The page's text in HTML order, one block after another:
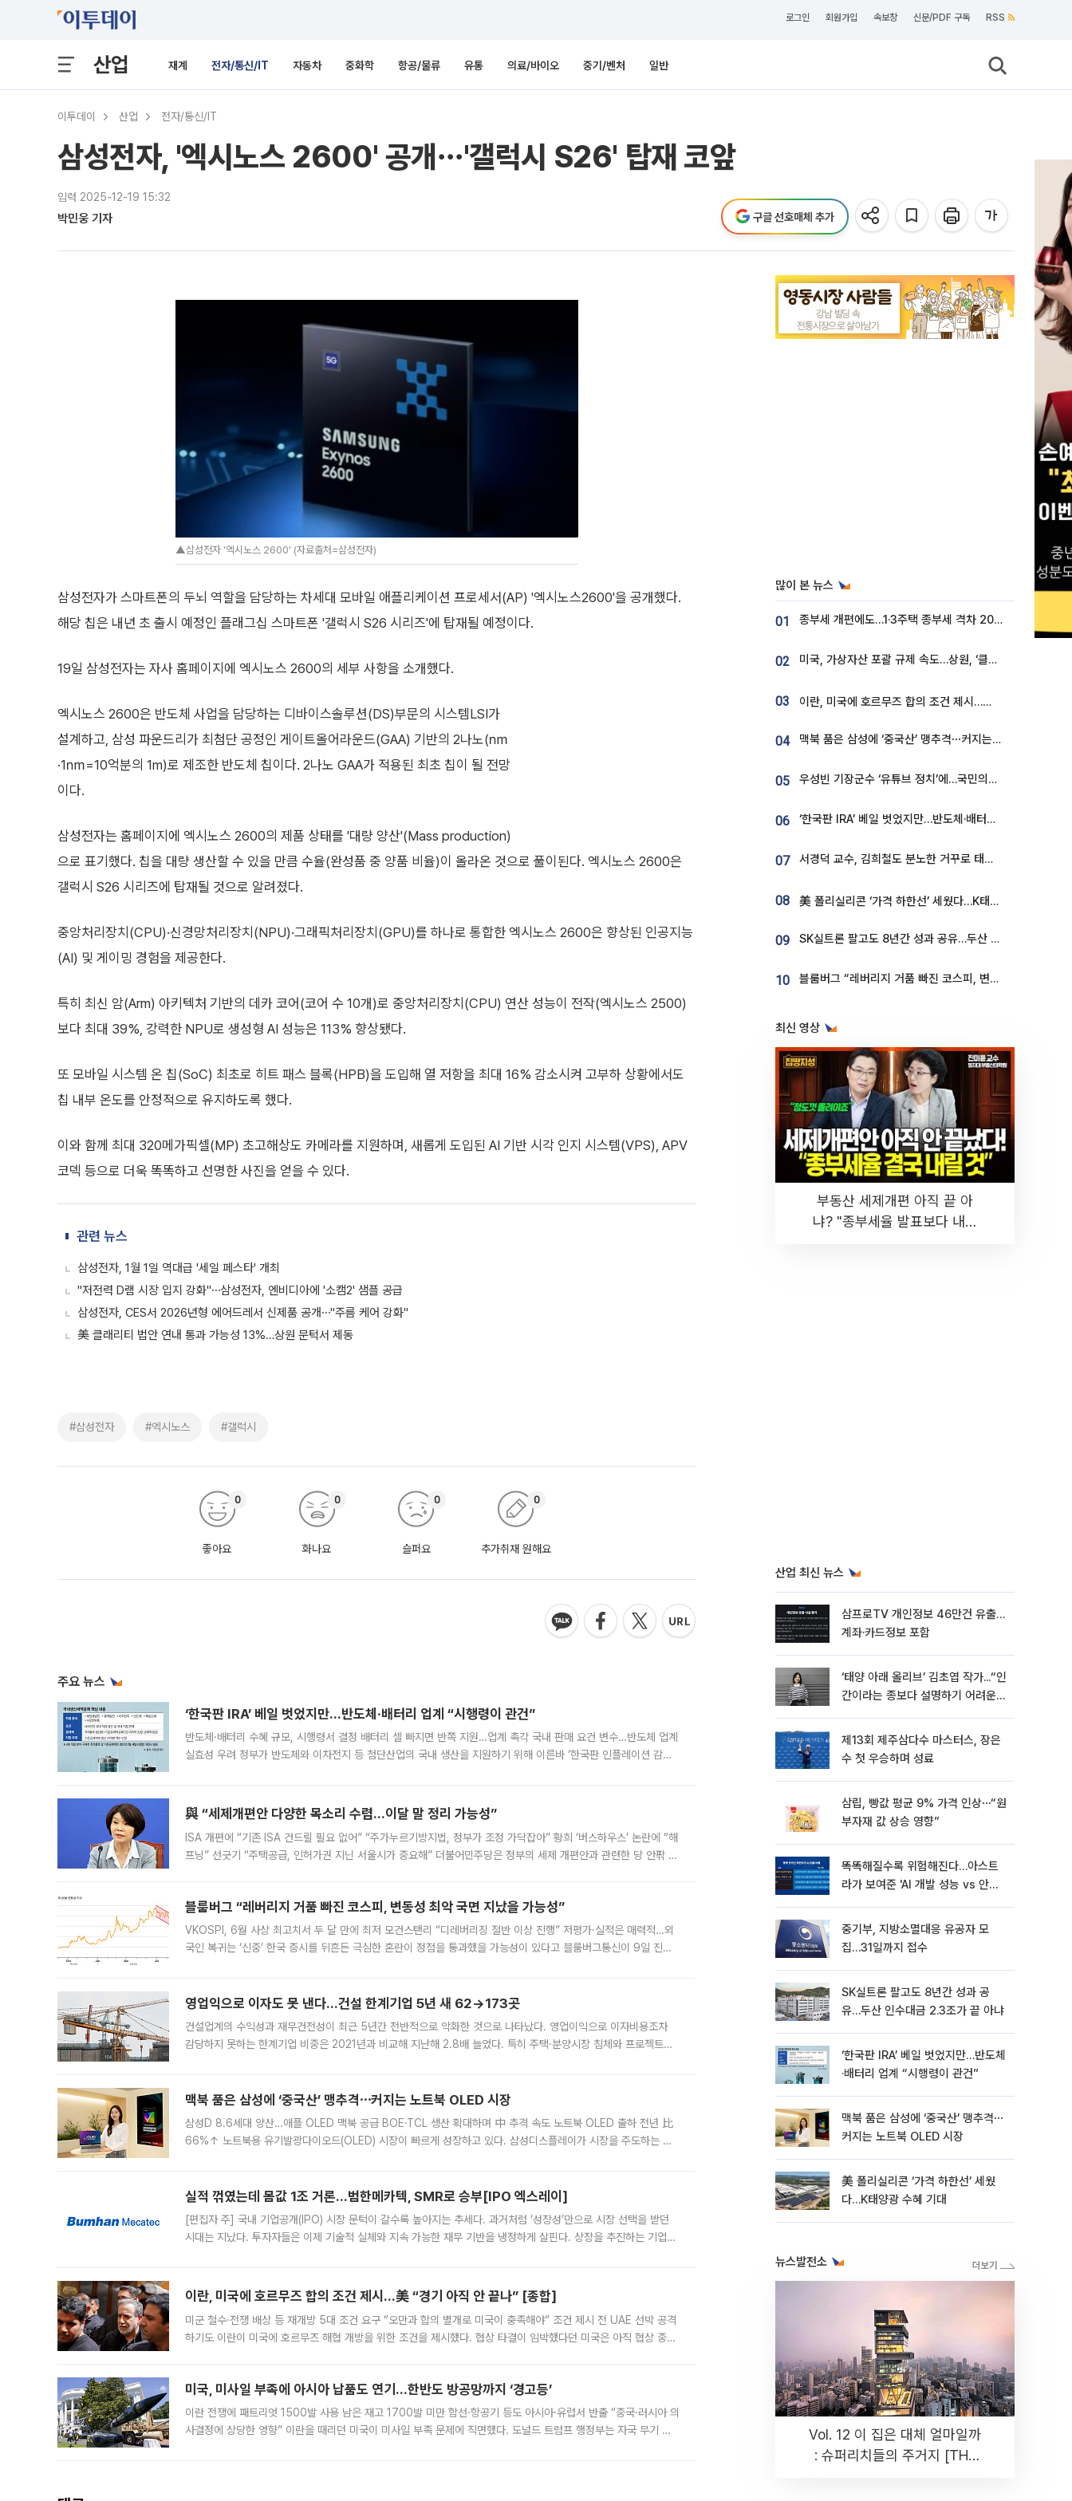
로그인 회원가입 속보창 신문/PDF 구독 RSS
산업 재계 전자/통신/IT 자동차 중화학 항공/물류 유통 의료/바이오 중기/벤처 일반
이투데이 산업 전자/통신/IT
삼성전자, '엑시노스 2600' 공개⋯'갤럭시 S26' 탑재 코앞
입력 2025-12-19 15:32
박민웅 기자 구글 선호매체 추가
▲삼성전자 '엑시노스 2600' (자료출처=삼성전자)
삼성전자가 스마트폰의 두뇌 역할을 담당하는 차세대 모바일 애플리케이션 프로세서(AP) '엑시노스2600'을 공개했다.
해당 칩은 내년 초 출시 예정인 플래그십 스마트폰 '갤럭시 S26 시리즈'에 탑재될 예정이다.
19일 삼성전자는 자사 홈페이지에 엑시노스 2600의 세부 사항을 소개했다.
엑시노스 2600은 반도체 사업을 담당하는 디바이스솔루션(DS)부문의 시스템LSI가
설계하고, 삼성 파운드리가 최첨단 공정인 게이트올어라운드(GAA) 기반의 2나노(㎚
·1㎚=10억분의 1m)로 제조한 반도체 칩이다. 2나노 GAA가 적용된 최초 칩이 될 전망
이다.
삼성전자는 홈페이지에 엑시노스 2600의 제품 상태를 '대량 양산'(Mass production)
으로 표기했다. 칩을 대량 생산할 수 있을 만큼 수율(완성품 중 양품 비율)이 올라온 것으로 풀이된다. 엑시노스 2600은
갤럭시 S26 시리즈에 탑재될 것으로 알려졌다.
중앙처리장치(CPU)·신경망처리장치(NPU)·그래픽처리장치(GPU)를 하나로 통합한 엑시노스 2600은 향상된 인공지능
(AI) 및 게이밍 경험을 제공한다.
특히 최신 암(Arm) 아키텍처 기반의 데카 코어(코어 수 10개)로 중앙처리장치(CPU) 연산 성능이 전작(엑시노스 2500)
보다 최대 39%, 강력한 NPU로 생성형 AI 성능은 113% 향상됐다.
또 모바일 시스템 온 칩(SoC) 최초로 히트 패스 블록(HPB)을 도입해 열 저항을 최대 16% 감소시켜 고부하 상황에서도
칩 내부 온도를 안정적으로 유지하도록 했다.
이와 함께 최대 320메가픽셀(MP) 초고해상도 카메라를 지원하며, 새롭게 도입된 AI 기반 시각 인지 시스템(VPS), APV
코덱 등으로 더욱 똑똑하고 선명한 사진을 얻을 수 있다.
관련 뉴스
삼성전자, 1월 1일 역대급 '세일 페스타' 개최
"저전력 D램 시장 입지 강화"⋯삼성전자, 엔비디아에 '소캠2' 샘플 공급
삼성전자, CES서 2026년형 에어드레서 신제품 공개⋯"주름 케어 강화"
美 클래리티 법안 연내 통과 가능성 13%…상원 문턱서 제동
#삼성전자 #엑시노스 #갤럭시
좋아요
0
화나요
0
슬퍼요
0
추가취재 원해요
0
주요 뉴스
‘한국판 IRA’ 베일 벗었지만…반도체·배터리 업계 “시행령이 관건”
반도체·배터리 수혜 규모, 시행령서 결정 배터리 셀 빠지면 반쪽 지원…업계 촉각 국내 판매 요건 변수…반도체 업계
실효성 우려 정부가 반도체와 이차전지 등 첨단산업의 국내 생산을 지원하기 위해 이른바 ‘한국판 인플레이션 감축
與 “세제개편안 다양한 목소리 수렴…이달 말 정리 가능성”
ISA 개편에 “기존 ISA 건드릴 필요 없어” “주가누르기방지법, 정부가 조정 가닥잡아” 황희 ‘버스하우스’ 논란에 “해
프닝” 선긋기 “주택공급, 인허가권 지닌 서울시가 중요해” 더불어민주당은 정부의 세제 개편안과 관련한 당 안팎 의
블룸버그 “레버리지 거품 빠진 코스피, 변동성 최악 국면 지났을 가능성”
VKOSPI, 6월 사상 최고치서 두 달 만에 최저 모건스탠리 “디레버리징 절반 이상 진행” 저평가·실적은 매력적…외
국인 복귀는 ‘신중’ 한국 증시를 뒤흔든 극심한 혼란이 정점을 통과했을 가능성이 있다고 블룸버그통신이 9일 진단
영업익으로 이자도 못 낸다…건설 한계기업 5년 새 62→173곳
건설업계의 수익성과 재무건전성이 최근 5년간 전반적으로 악화한 것으로 나타났다. 영업이익으로 이자비용조차
감당하지 못하는 한계기업 비중은 2021년과 비교해 지난해 2.8배 늘었다. 특히 주택·분양시장 침체와 프로젝트파
맥북 품은 삼성에 ‘중국산’ 맹추격⋯커지는 노트북 OLED 시장
삼성D 8.6세대 양산…애플 OLED 맥북 공급 BOE·TCL 생산 확대하며 中 추격 속도 노트북 OLED 출하 전년 比
66%↑ 노트북용 유기발광다이오드(OLED) 시장이 빠르게 성장하고 있다. 삼성디스플레이가 시장을 주도하는 가
실적 꺾였는데 몸값 1조 거론…범한메카텍, SMR로 승부[IPO 엑스레이]
[편집자 주] 국내 기업공개(IPO) 시장 문턱이 갈수록 높아지는 추세다. 과거처럼 ‘성장성’만으로 시장 선택을 받던
시대는 지났다. 투자자들은 이제 기술적 실체와 지속 가능한 재무 기반을 냉정하게 살핀다. 상장을 추진하는 기업들
이란, 미국에 호르무즈 합의 조건 제시…美 “경기 아직 안 끝나” [종합]
미군 철수·전쟁 배상 등 재개방 5대 조건 요구 “오만과 합의 별개로 미국이 충족해야” 조건 제시 전 UAE 선박 공격
하기도 이란이 미국에 호르무즈 해협 개방을 위한 조건을 제시했다. 협상 타결이 임박했다던 미국은 아직 협상 중이
미국, 미사일 부족에 아시아 납품도 연기…한반도 방공망까지 ‘경고등’
이란 전쟁에 패트리엇 1500발 사용 남은 재고 1700발 미만 함선·항공기 등도 아시아·유럽서 반출 “중국·러시아 의
사결정에 상당한 영향” 이란을 때리던 미국이 미사일 부족 문제에 직면했다. 도널드 트럼프 행정부는 자국 무기 공
많이 본 뉴스
01 종부세 개편에도…1·3주택 종부세 격차 2028년부터 확대
02 미국, 가상자산 포괄 규제 속도…상원, ‘클래리티법’ 9월 절차투표 추진
03 이란, 미국에 호르무즈 합의 조건 제시…美 “경기 아직 안 끝나” [종합]
04 맥북 품은 삼성에 ‘중국산’ 맹추격⋯커지는 노트북 OLED 시장
05 우성빈 기장군수 ‘유튜브 정치’에…국민의힘 군의원들 집단 반발
06 ‘한국판 IRA’ 베일 벗었지만…반도체·배터리 업계 “시행령이 관건”
07 서경덕 교수, 김희철도 분노한 거꾸로 태극기⋯"엉터리는 아냐, 아쉬울 뿐"
08 美 폴리실리콘 ‘가격 하한선’ 세웠다…K태양광 수혜 기대
09 SK실트론 팔고도 8년간 성과 공유…두산 인수대금 2.3조가 끝 아냐
10 블룸버그 “레버리지 거품 빠진 코스피, 변동성 최악 국면 지났을 가능성”
최신 영상
부동산 세제개편 아직 끝 아
냐? "종부세율 발표보다 내릴
산업 최신 뉴스
삼프로TV 개인정보 46만건 유출…
계좌·카드정보 포함
‘태양 아래 올리브’ 김초엽 작가...“인
간이라는 종보다 설명하기 어려운
뷰]
제13회 제주삼다수 마스터스, 장은
수 첫 우승하며 성료
삼립, 빵값 평균 9% 가격 인상⋯“원
부자재 값 상승 영향”
똑똑해질수록 위험해진다…아스트
라가 보여준 'AI 개발 성능 vs 안전
중기부, 지방소멸대응 유공자 모
집…31일까지 접수
SK실트론 팔고도 8년간 성과 공
유…두산 인수대금 2.3조가 끝 아냐
‘한국판 IRA’ 베일 벗었지만…반도체
·배터리 업계 “시행령이 관건”
맥북 품은 삼성에 ‘중국산’ 맹추격⋯
커지는 노트북 OLED 시장
美 폴리실리콘 ‘가격 하한선’ 세웠
다…K태양광 수혜 기대
뉴스발전소
Vol. 12 이 집은 대체 얼마일까
: 슈퍼리치들의 주거지 [THE